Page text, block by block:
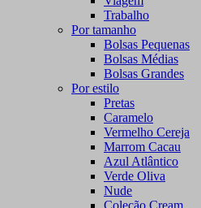
Trabalho
Por tamanho
Bolsas Pequenas
Bolsas Médias
Bolsas Grandes
Por estilo
Pretas
Caramelo
Vermelho Cereja
Marrom Cacau
Azul Atlântico
Verde Oliva
Nude
Coleção Cream